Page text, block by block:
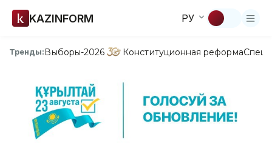
KAZINFORM РУ
Тренды:Выборы-2026 Конституционная реформа